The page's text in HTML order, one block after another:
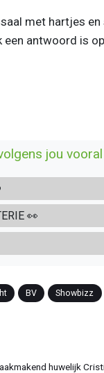
met hartjes
antwoord is
jou vooral
👀
BV Showbizz
huwelijk